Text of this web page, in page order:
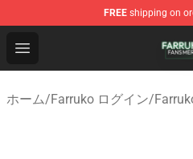
FREE shipping on
Open menu
Farruko Shop - Official
ホーム/Farruko ログイン/